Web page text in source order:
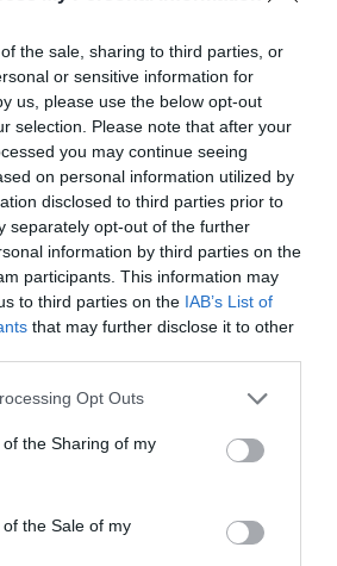
the sale, sharing to third parties, or
or sensitive information for
us, please use the below opt-out
selection. Please note that after your
you may continue seeing
on personal information utilized by
disclosed to third parties prior to
separately opt-out of the further
information by third parties on the
participants. This information may
to third parties on the IAB’s List of
that may further disclose it to other
Opt Outs
the Sharing of my
the Sale of my
Boho con Movimiento
19,54 22, €
[VEEV39 ]
Ver producto
con
-30%
Vestido Corto Sol y Luna con
Espíritu Libre